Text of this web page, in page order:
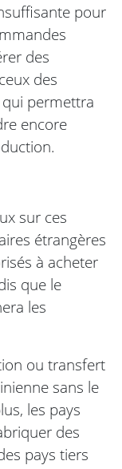
pour
des
des
permettra
encore
sur ces
étrangères
à acheter
que le
les
ou transfert
sans le
les pays
des
pays tiers